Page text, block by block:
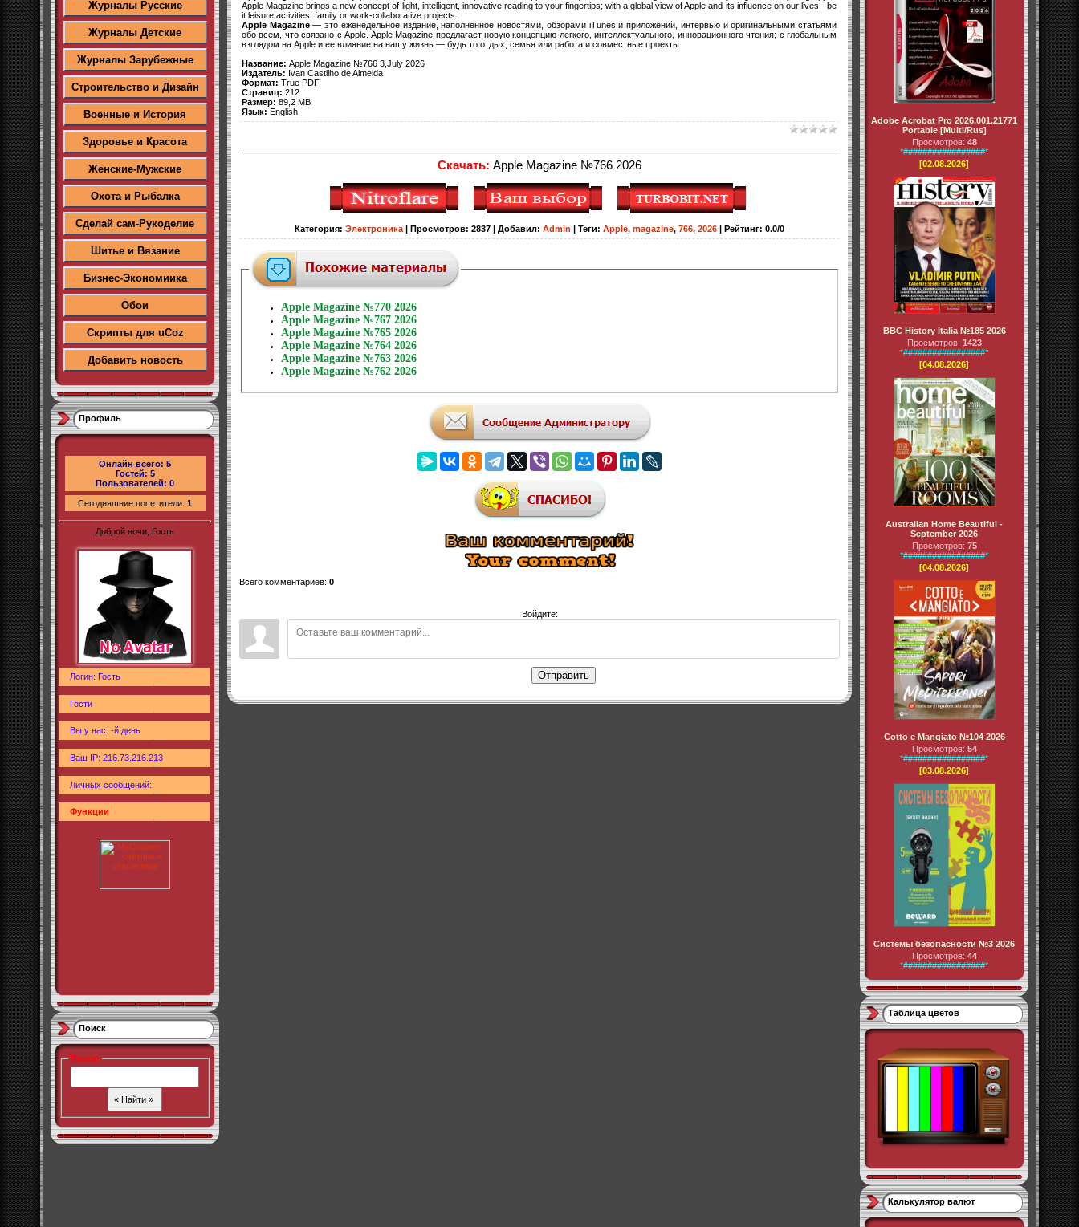
Журналы Русские
Журналы Детские
Журналы Зарубежные
Строительство и Дизайн
Военные и История
Здоровье и Красота
Женские-Мужские
Охота и Рыбалка
Сделай сам-Рукоделие
Шитье и Вязание
Бизнес-Экономиика
Обои
Скрипты для uCoz
Добавить новость
Профиль
Онлайн всего: 5
Гостей: 5
Пользователей: 0
Сегодняшние посетители: 1
Доброй ночи, Гость
Логин: Гость
Гости
Вы у нас: -й день
Ваш IP: 216.73.216.213
Личных сообщений:
Функции
Поиск
Поиск:
Apple Magazine brings a new concept of light, intelligent, innovative reading to your fingertips; with a global view of Apple and its influence on our lives - be
it leisure activities, family or work-collaborative projects.
Apple Magazine— это еженедельное издание, наполненное новостями, обзорами iTunes и приложений, интервью и оригинальными статьями
обо всем, что связано с Apple. Apple Magazine предлагает новую концепцию легкого, интеллектуального, инновационного чтения; с глобальным
взглядом на Apple и ее влияние на нашу жизнь — будь то отдых, семья или работа и совместные проекты.
Название: Apple Magazine №766 3,July 2026
Издатель: Ivan Castilho de Almeida
Формат: True PDF
Страниц: 212
Размер: 89,2 MB
Язык: English
Скачать: Apple Magazine №766 2026
Категория: Электроника Просмотров: 2837 Добавил: Admin Теги: Apple, magazine, 766, 2026 Рейтинг: 0.0/0
Apple Magazine №770 2026
Apple Magazine №767 2026
Apple Magazine №765 2026
Apple Magazine №764 2026
Apple Magazine №763 2026
Apple Magazine №762 2026
Всего комментариев: 0
Войдите:
Отправить
Adobe Acrobat Pro 2026.001.21771
Portable [Multi/Rus]
Просмотров: 48
*#################*
[02.08.2026]
BBC History Italia №185 2026
Просмотров: 1423
*#################*
[04.08.2026]
Australian Home Beautiful -
September 2026
Просмотров: 75
*#################*
[04.08.2026]
Cotto e Mangiato №104 2026
Просмотров: 54
*#################*
[03.08.2026]
Системы безопасности №3 2026
Просмотров: 44
*#################*
Таблица цветов
Калькулятор валют